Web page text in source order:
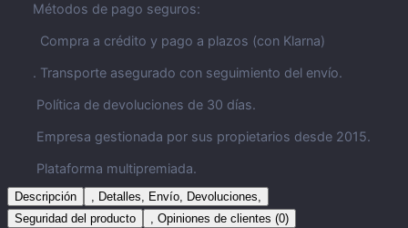
Métodos de pago seguros:
Compra a crédito y pago a plazos (con Klarna)
. Transporte asegurado con seguimiento del envío.
Política de devoluciones de 30 días.
Empresa gestionada por sus propietarios desde 2015.
Plataforma multipremiada.
Descripción
, Detalles, Envío, Devoluciones,
Seguridad del producto
, Opiniones de clientes (0)